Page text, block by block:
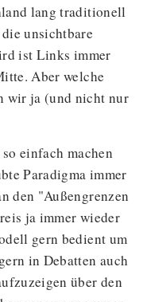
lang traditionell
unsichtbare
ist Links immer
Aber welche
wir ja (und nicht nur
einfach machen
Paradigma immer
den "Außengrenzen
ja immer wieder
gern bedient um
in Debatten auch
über den